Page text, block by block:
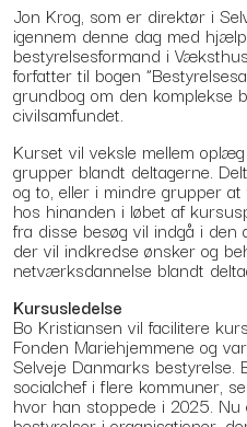
Jon Krog, som er direktør i
igennem denne dag med
bestyrelsesformand i
forfatter til bogen
grundbog om den komplekse
civilsamfundet.
Kurset vil veksle mellem
grupper blandt deltagerne.
og to, eller i mindre grupper
hos hinanden i løbet af
fra disse besøg vil indgå i den
der vil indkredse ønsker og
netværksdannelse blandt
Kursusledelse
Bo Kristiansen vil facilitere
Fonden Mariehjemmene og
Selveje Danmarks
socialchef i flere kommuner,
hvor han stoppede i 2025.